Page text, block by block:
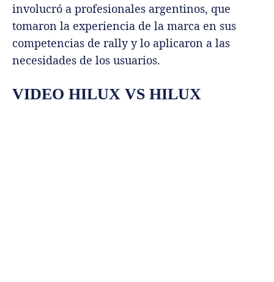
involucró a profesionales argentinos, que
tomaron la experiencia de la marca en sus
competencias de rally y lo aplicaron a las
necesidades de los usuarios.
VIDEO HILUX VS HILUX